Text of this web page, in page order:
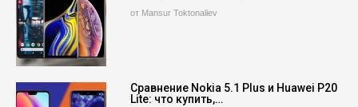
от Mansur Toktonaliev
Сравнение Nokia 5.1 Plus и Huawei P20
Lite: что купить,…